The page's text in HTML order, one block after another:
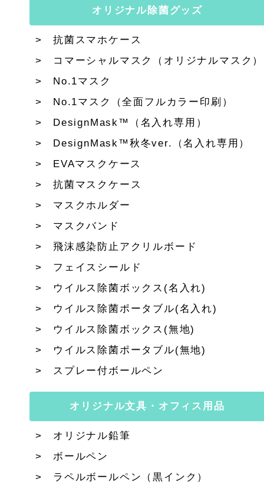
オリジナル除菌グッズ
抗菌スマホケース
コマーシャルマスク（オリジナルマスク）
No.1マスク
No.1マスク（全面フルカラー印刷）
DesignMask™（名入れ専用）
DesignMask™秋冬ver.（名入れ専用）
EVAマスクケース
抗菌マスクケース
マスクホルダー
マスクバンド
飛沫感染防止アクリルボード
フェイスシールド
ウイルス除菌ボックス(名入れ)
ウイルス除菌ポータブル(名入れ)
ウイルス除菌ボックス(無地)
ウイルス除菌ポータブル(無地)
スプレー付ボールペン
オリジナル文具・オフィス用品
オリジナル鉛筆
ボールペン
ラペルボールペン（黒インク）